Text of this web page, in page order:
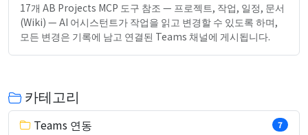
17개 AB Projects MCP 도구 참조 — 프로젝트, 작업, 일정, 문서
(Wiki) — AI 어시스턴트가 작업을 읽고 변경할 수 있도록 하며,
모든 변경은 기록에 남고 연결된 Teams 채널에 게시됩니다.
카테고리
Teams 연동 7